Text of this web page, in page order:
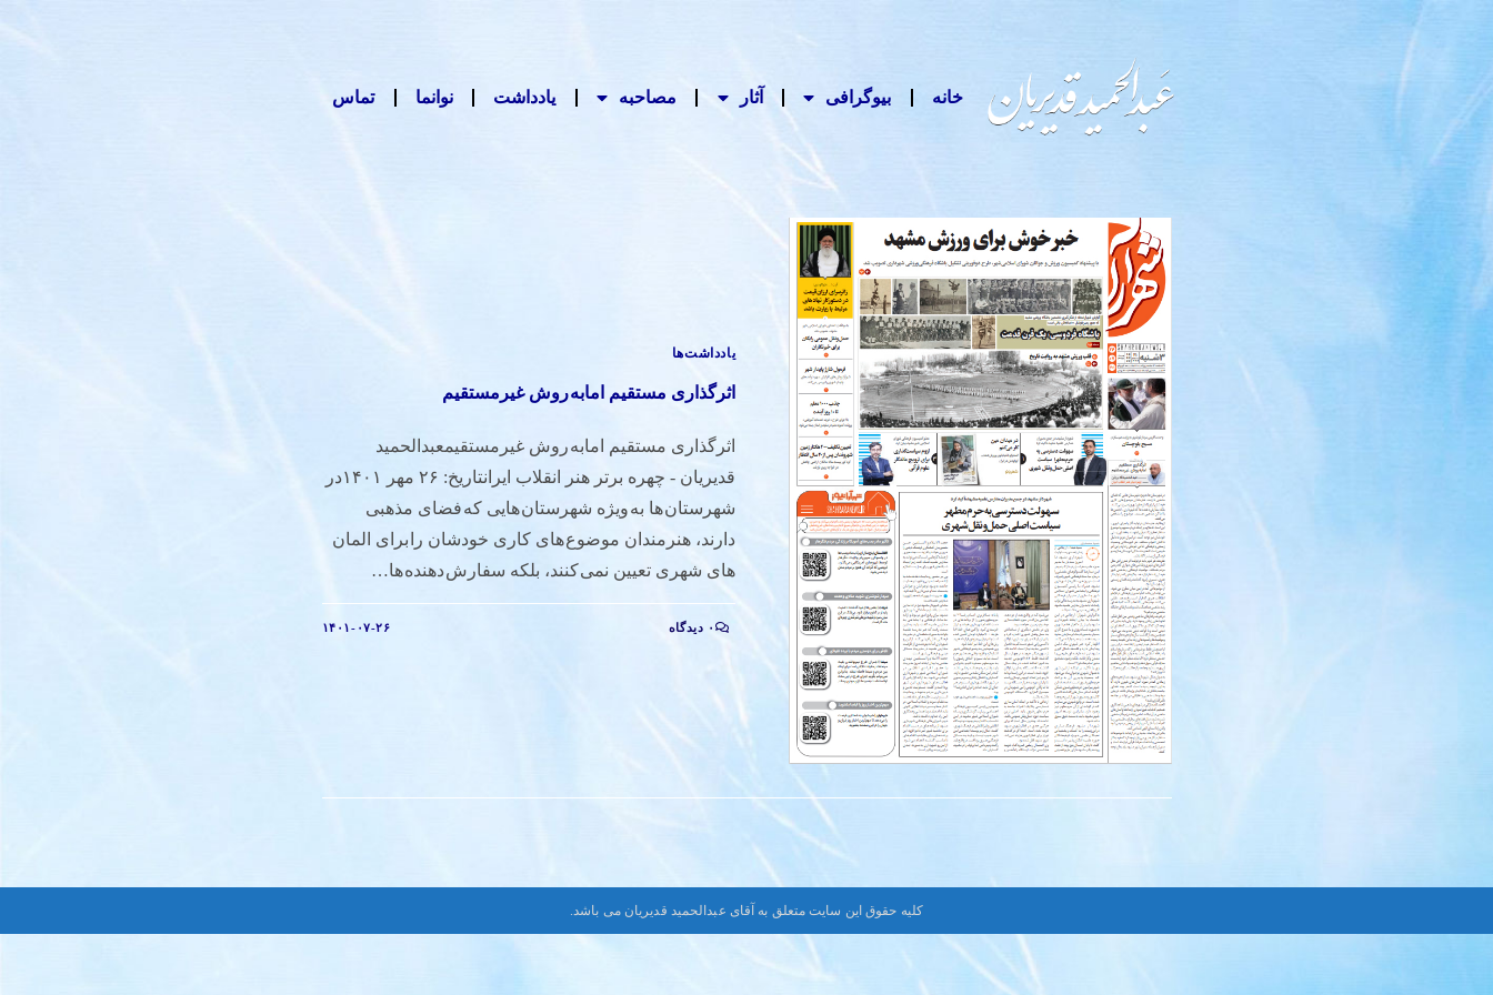
خانه بیوگرافی آثار مصاحبه‌ یادداشت‌ نوانما تماس
یادداشت‌ها
اثرگذاری مستقیم امابه روش غیرمستقیم
اثرگذاری مستقیم امابه روش غیرمستقیمعبدالحمید
قدیریان - چهره برتر هنر انقلاب ایرانتاریخ: ۲۶ مهر ۱۴۰۱در
شهرستان ها به ویژه شهرستان هایی که فضای مذهبی
دارند، هنرمندان موضوع های کاری خودشان را برای المان
های شهری تعیین نمی کنند، بلکه سفارش دهنده ها…
۰ دیدگاه ۱۴۰۱-۰۷-۲۶
کلیه حقوق این سایت متعلق به آقای عبدالحمید قدیریان می باشد.